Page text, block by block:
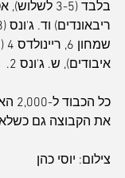
איבודים), ש. ג'ונס 2.
כל
את הקבוצה גם
צילום: יוסי כהן